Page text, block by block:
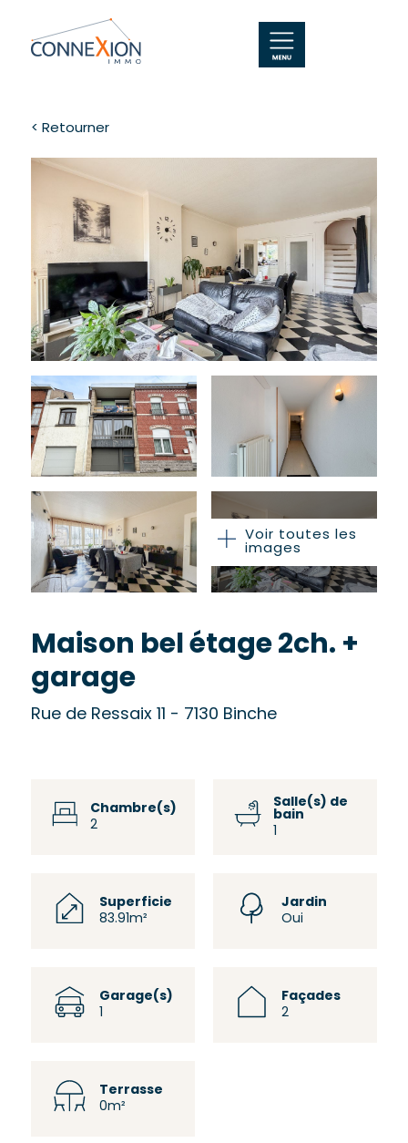
< Retourner
Voir toutes les
images
Maison bel étage 2ch. +
garage
Rue de Ressaix 11 - 7130 Binche
Chambre(s)
2
Salle(s) de
bain
Superficie
83.91m²
Jardin
Oui
Garage(s)
Façades
2
Terrasse
0m²